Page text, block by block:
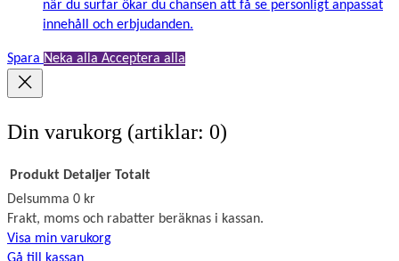
när du surfar ökar du chansen att få se personligt anpassat
innehåll och erbjudanden.
Spara Neka alla Acceptera alla
Din varukorg (artiklar: 0)
Produkter
i
Produkt Detaljer Totalt
Delsumma 0 kr
Frakt, moms och rabatter beräknas i kassan.
Visa min varukorg
Gå till kassan